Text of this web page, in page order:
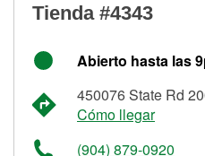
Tienda #4343
Abierto hasta las
450076 State Rd
Cómo llegar
(904) 879-0920